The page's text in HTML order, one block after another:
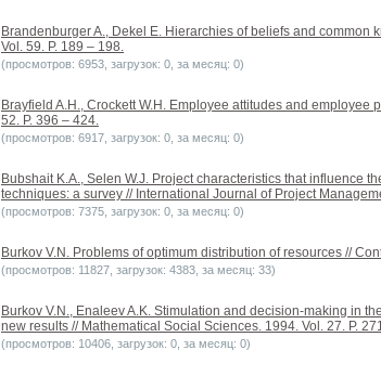
Brandenburger A., Dekel E. Hierarchies of beliefs and common
Vol. 59. P. 189 – 198.
(просмотров: 6953, загрузок: 0, за месяц: 0)
Brayfield A.H., Crockett W.H. Employee attitudes and
52. P. 396 – 424.
(просмотров: 6917, загрузок: 0, за месяц: 0)
Bubshait K.A., Selen W.J. Project characteristics that influence
techniques: a survey // International Journal of Project
(просмотров: 7375, загрузок: 0, за месяц: 0)
Burkov V.N. Problems of optimum distribution of resources //
(просмотров: 11827, загрузок: 4383, за месяц: 33)
Burkov V.N., Enaleev A.K. Stimulation and decision-making in
new results // Mathematical Social Sciences. 1994. Vol. 27. P.
(просмотров: 10406, загрузок: 0, за месяц: 0)